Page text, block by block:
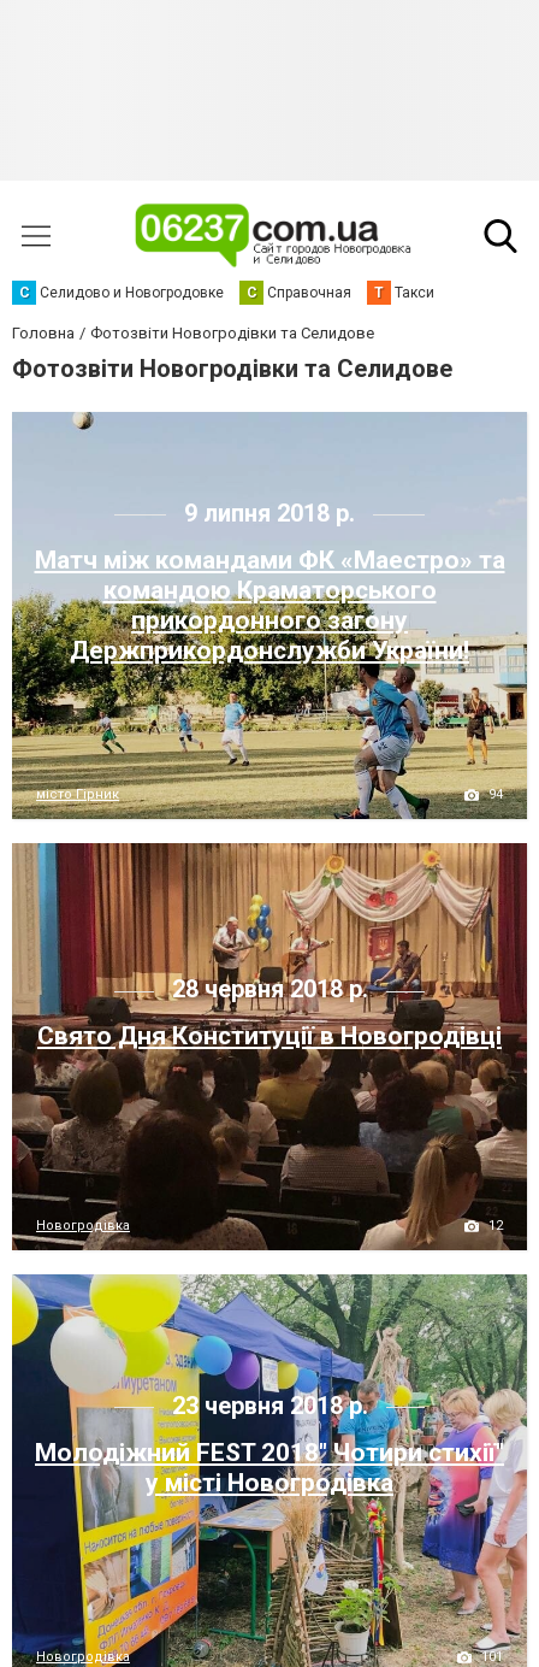
С Селидово и Новогродовке С Справочная Т Такси
Головна Фотозвіти Новогродівки та Селидове
Фотозвіти Новогродівки та Селидове
9 липня 2018 р.
Матч між командами ФК «Маестро» та
командою Краматорського
прикордонного загону
Держприкордонслужби України!
місто Гірник 94
28 червня 2018 р.
Свято Дня Конституції в Новогродівці
Новогродівка 12
23 червня 2018 р.
Молодіжний FEST 2018" Чотири стихії"
у місті Новогродівка
Новогродівка 101